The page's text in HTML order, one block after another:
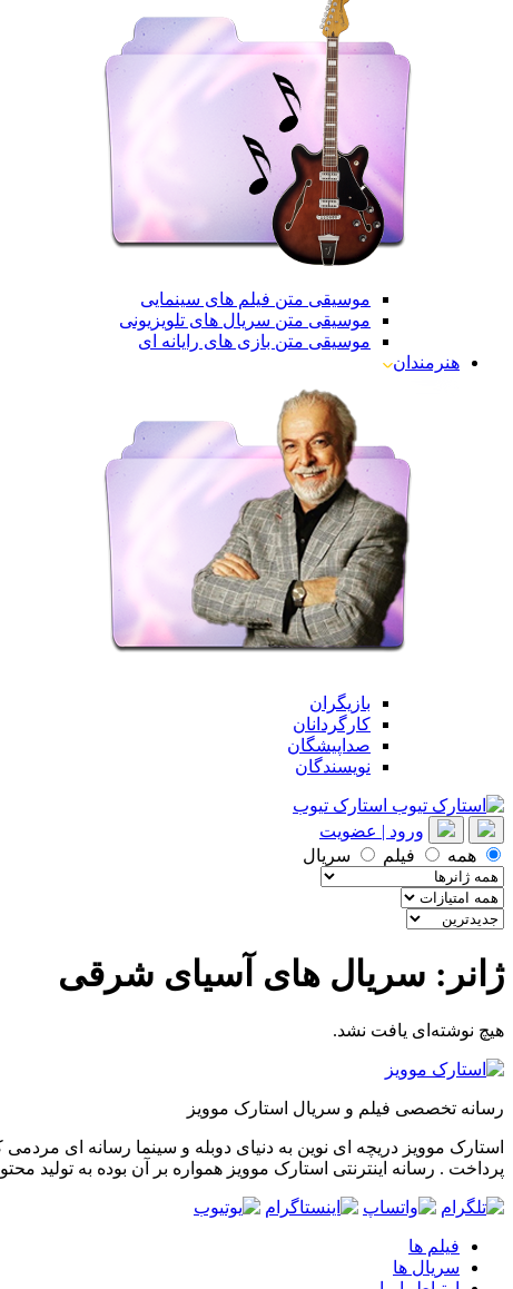
موسیقی متن فیلم های سینمایی
موسیقی متن سریال های تلویزیونی
موسیقی متن بازی های رایانه ای
هنرمندان
بازیگران
کارگردانان
صداپیشگان
نویسندگان
استارک تیوب
ورود | عضویت
همه
فیلم سریال
ژانر: سریال های آسیای شرقی
هیچ نوشته‌ای یافت نشد.
رسانه تخصصی فیلم و سریال استارک موویز
پرداخت . رسانه اینترنتی استارک موویز همواره بر آن بوده به تولید
فیلم ها
سریال ها